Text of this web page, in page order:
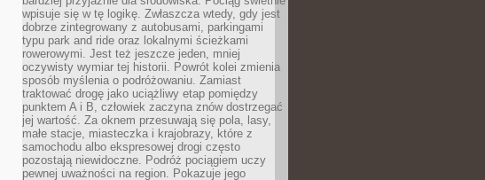
wpisuje się w tę logikę. Zwłaszcza wtedy, gdy jest
dobrze zintegrowany z autobusami, parkingami
typu park and ride oraz lokalnymi ścieżkami
rowerowymi. Jest też jeszcze jeden, mniej
oczywisty wymiar tej historii. Powrót kolei zmienia
sposób myślenia o podróżowaniu. Zamiast
traktować drogę jako uciążliwy etap pomiędzy
punktem A i B, człowiek zaczyna znów dostrzegać
jej wartość. Za oknem przesuwają się pola, lasy,
małe stacje, miasteczka i krajobrazy, które z
samochodu albo ekspresowej drogi często
pozostają niewidoczne. Podróż pociągiem uczy
pewnej uważności na region. Pokazuje jego